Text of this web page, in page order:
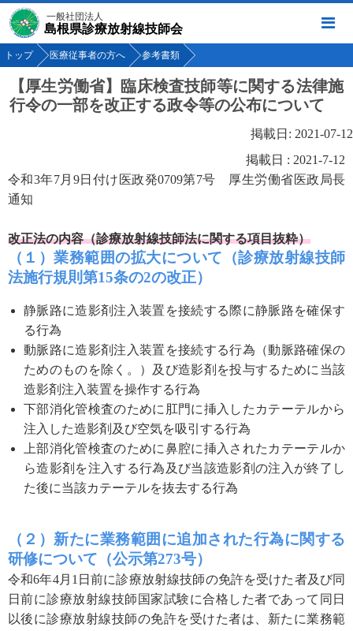
一般社団法人
島根県診療放射線技師会
トップ 医療従事者の方へ 参考書類
【厚生労働省】臨床検査技師等に関する法律施
行令の一部を改正する政令等の公布について
掲載日: 2021-07-12
掲載日 : 2021-7-12
令和3年7月9日付け医政発0709第7号 厚生労働省医政局長
通知
改正法の内容（診療放射線技師法に関する項目抜粋）
（１）業務範囲の拡大について （診療放射線技師
法施行規則第15条の2の改正）
静脈路に造影剤注入装置を接続する際に静脈路を確保す
る行為
動脈路に造影剤注入装置を接続する行為（動脈路確保の
ためのものを除く。）及び造影剤を投与するために当該
造影剤注入装置を操作する行為
下部消化管検査のために肛門に挿入したカテーテルから
注入した造影剤及び空気を吸引する行為
上部消化管検査のために鼻腔に挿入されたカテーテルか
ら造影剤を注入する行為及び当該造影剤の注入が終了し
た後に当該カテーテルを抜去する行為
（２）新たに業務範囲に追加された行為に関する
研修について（公示第273号）
令和6年4月1日前に診療放射線技師の免許を受けた者及び同
日前に診療放射線技師国家試験に合格した者であって同日
以後に診療放射線技師の免許を受けた者は、新たに業務範